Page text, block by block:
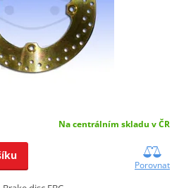
Na centrálním skladu v ČR
Porovnat